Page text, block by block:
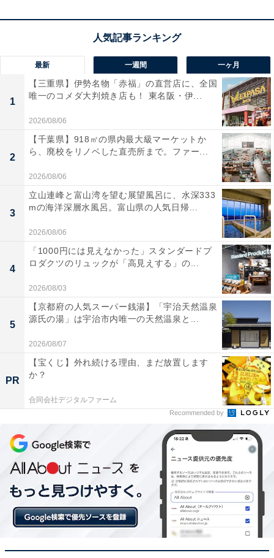
楽天トラベルでホテルを見る
「和歌の浦温泉 萬波 MANPA RESORT」の口コミ
「和歌の浦温泉 萬波 MANPA RESORT」には、以下のよ
客室や露天風呂から眺めるオーシャンビューの景色
が素晴らしい
地元の新鮮な魚介を活かした料理がどれも絶品で満
最新 一週間 一ヶ月
1
【三重県】伊勢名物「赤福」の直営店に、全国
唯一のコメダ大判焼き店も！ 東名阪・伊...
2026/08/06
2
【千葉県】918㎡の県内最大級マーケットか
ら、廃校をリノベした直売所まで。ファー...
2026/08/06
3
立山連峰と富山湾を望む展望風呂に、水深333
mの海洋深層水風呂。富山県の人気日帰...
2026/08/06
4
「1000円には見えなかった」スタンダードプ
ロダクツのリュックが「高見えする」の...
2026/08/03
5
【京都府の人気スーパー銭湯】「宇治天然温泉
源氏の湯」は宇治市内唯一の天然温泉と...
2026/08/07
PR
【宝くじ】外れ続ける理由、まだ放置します
か？
合同会社デジタルファーム
Recommended by